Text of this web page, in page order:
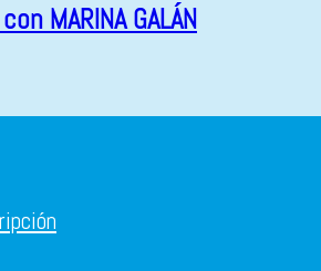
MARINA GALÁN